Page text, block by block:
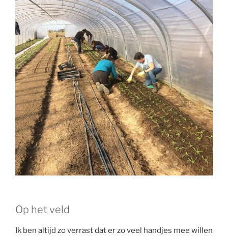
Op het veld
Ik ben altijd zo verrast dat er zo veel handjes mee willen